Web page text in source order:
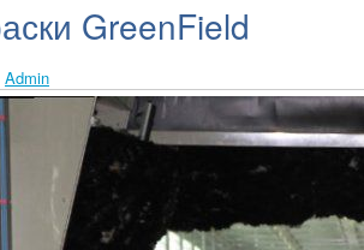
GreenField
Admin